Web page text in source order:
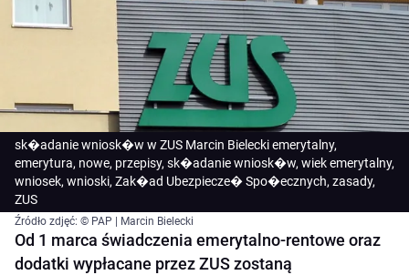
sk�adanie wniosk�w w ZUS Marcin Bielecki emerytalny,
emerytura, nowe, przepisy, sk�adanie wniosk�w, wiek emerytalny,
wniosek, wnioski, Zak�ad Ubezpiecze� Spo�ecznych, zasady,
ZUS
Źródło zdjęć: © PAP | Marcin Bielecki
Od 1 marca świadczenia emerytalno-rentowe oraz
dodatki wypłacane przez ZUS zostaną